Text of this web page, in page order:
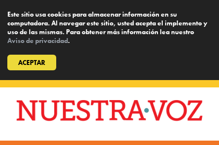
Este sitio usa cookies para almacenar información en su
computadora. Al navegar este sitio, usted acepta el implemento y
uso de las mismas. Para obtener más información lea nuestro
Aviso de privacidad.
ACEPTAR
content